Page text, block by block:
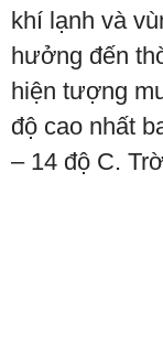
khí lạnh và
hưởng đến
hiện tượng
độ cao nhất
– 14 độ C.